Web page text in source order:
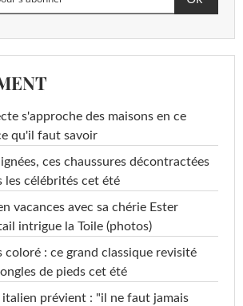
s'approche des maisons en ce
qu'il faut savoir
ces chaussures décontractées
les célébrités cet été
vacances avec sa chérie Ester
intrigue la Toile (photos)
coloré : ce grand classique revisité
de pieds cet été
prévient : "il ne faut jamais